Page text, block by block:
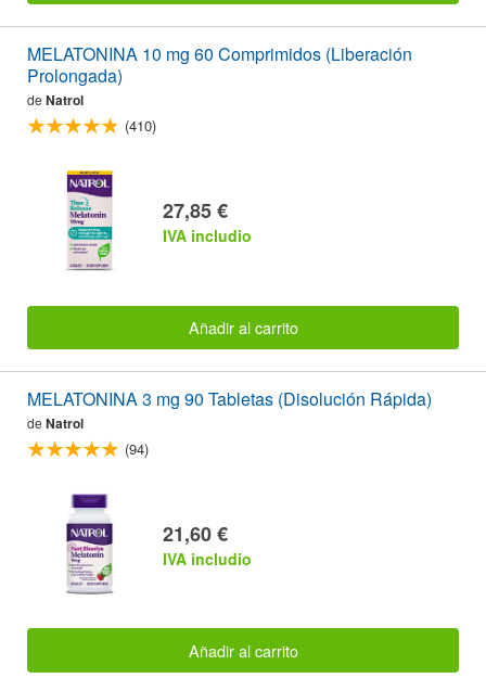
MELATONINA 10 mg 60 Comprimidos (Liberación
Prolongada)
de Natrol
(410)
27,85 €
IVA includio
Añadir al carrito
MELATONINA 3 mg 90 Tabletas (Disolución Rápida)
de Natrol
(94)
21,60 €
IVA includio
Añadir al carrito